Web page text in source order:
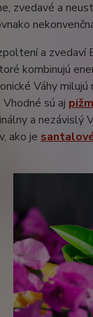
zvedavé a
a zvedaví
kombinujú
Váhy
. Vhodné sú aj
a nezávislý
ako je